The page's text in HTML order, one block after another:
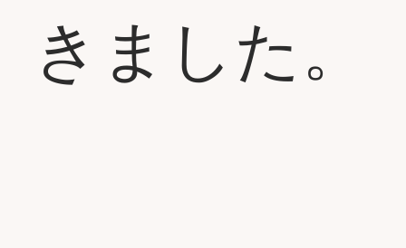
きました。